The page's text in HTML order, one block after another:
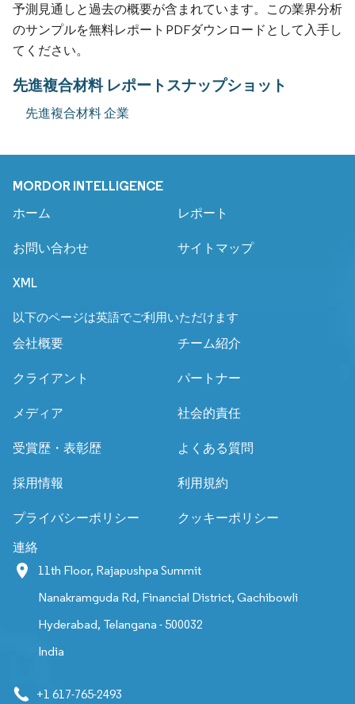
予測見通しと過去の概要が含まれています。この業界分析
のサンプルを無料レポートPDFダウンロードとして入手し
てください。
先進複合材料 レポートスナップショット
先進複合材料 企業
MORDOR INTELLIGENCE
ホーム レポート
お問い合わせ サイトマップ
XML
以下のページは英語でご利用いただけます
会社概要
チーム紹介
クライアント パートナー
メディア 社会的責任
受賞歴・表彰歴 よくある質問
採用情報 利用規約
プライバシーポリシー クッキーポリシー
連絡
11th Floor, Rajapushpa Summit
Nanakramguda Rd, Financial District, Gachibowli
Hyderabad, Telangana - 500032
India
+1 617-765-2493